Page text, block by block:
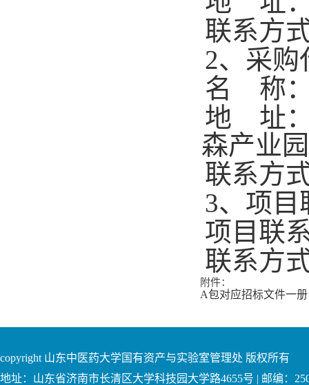
联系方
2、采购
名 称：
地 址：
森产业
联系方
3、项目
项目联
联系方
附件：
A包对应招标文件一
copyright 山东中医药大学国有资产与实验室管理处 版权所有
地址：山东省济南市长清区大学科技园大学路4655号 | 邮编：